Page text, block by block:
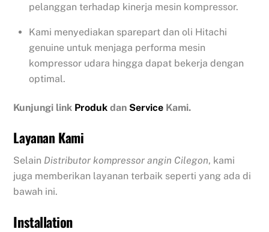
pelanggan terhadap kinerja mesin kompressor.
Kami menyediakan sparepart dan oli Hitachi
genuine untuk menjaga performa mesin
kompressor udara hingga dapat bekerja dengan
optimal.
Kunjungi link Produk dan Service Kami.
Layanan Kami
Selain Distributor kompressor angin Cilegon, kami
juga memberikan layanan terbaik seperti yang ada di
bawah ini.
Installation